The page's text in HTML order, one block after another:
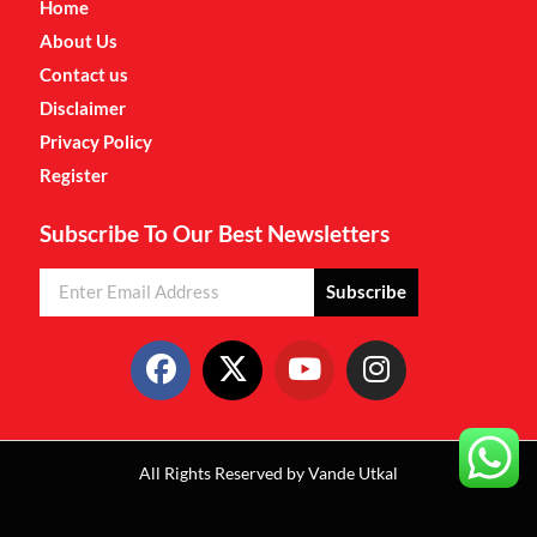
Home
About Us
Contact us
Disclaimer
Privacy Policy
Register
Subscribe To Our Best Newsletters
Subscribe
All Rights Reserved by Vande Utkal